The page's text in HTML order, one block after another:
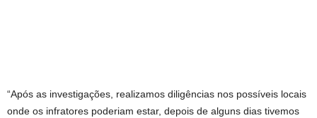
“Após as investigações, realizamos diligências nos possíveis locais
onde os infratores poderiam estar, depois de alguns dias tivemos